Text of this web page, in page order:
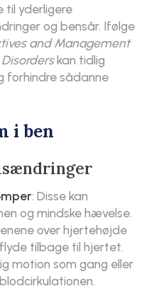
yderligere
og bensår. Ifølge
and Management
kan tidlig
forhindre sådanne
i ben
: Disse kan
og mindske hævelse.
over hjertehøjde
tilbage til hjertet.
motion som gang eller